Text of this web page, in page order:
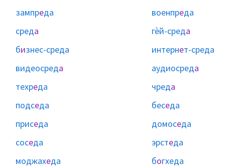
зампреда военпреда
среда гѐй-среда
бизнес-среда интернет-среда
видеосреда аудиосреда
техреда чреда
подседа беседа
приседа домоседа
соседа эрстеда
моджахеда богхеда